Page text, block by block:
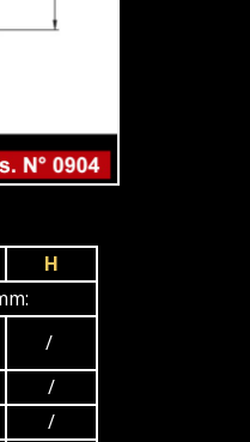
H
/
/
/